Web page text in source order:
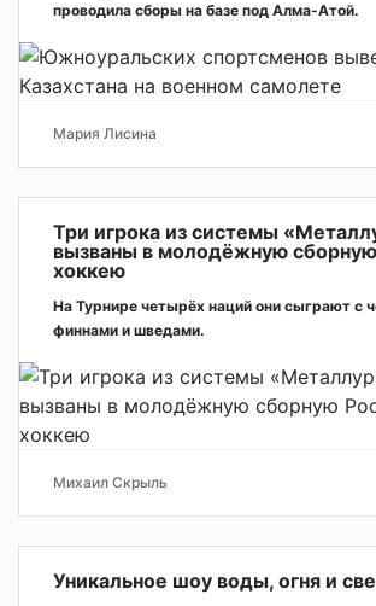
проводила сборы на базе под Алма-Атой.
Мария Лисина
Три игрока из системы
вызваны в молодёжную
хоккею
На Турнире четырёх наций они сыграют с
финнами и шведами.
Михаил Скрыль
Уникальное шоу воды, огня и